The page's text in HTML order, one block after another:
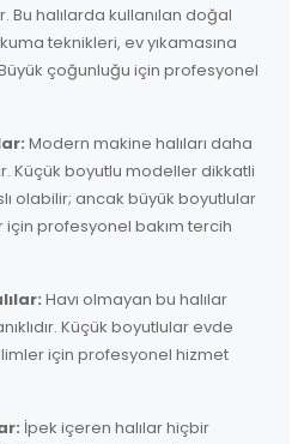
Bu halılarda kullanılan doğal
teknikleri, ev yıkamasına
çoğunluğu için profesyonel
Modern makine halıları daha
Küçük boyutlu modeller dikkatli
olabilir; ancak büyük boyutlular
profesyonel bakım tercih
Havı olmayan bu halılar
Küçük boyutlular evde
için profesyonel hizmet
İpek içeren halılar hiçbir